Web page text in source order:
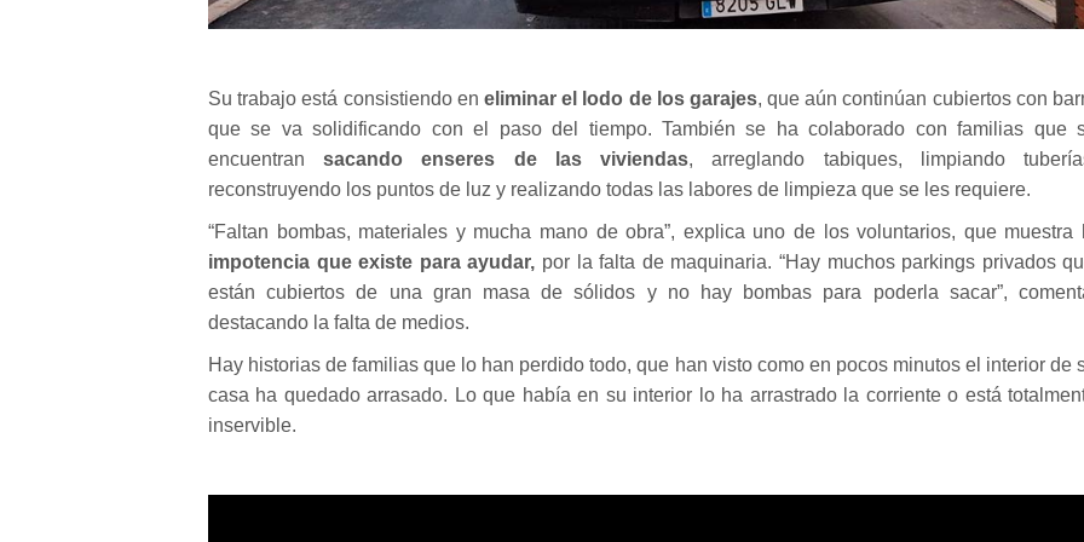
Su trabajo está consistiendo en eliminar el lodo de los garajes, que aún continúan cubiertos con
que se va solidificando con el paso del tiempo. También se ha colaborado con familias que
encuentran sacando enseres de las viviendas, arreglando tabiques, limpiando
reconstruyendo los puntos de luz y realizando todas las labores de limpieza que se les requiere.
“Faltan bombas, materiales y mucha mano de obra”, explica uno de los voluntarios, que muestra
impotencia que existe para ayudar, por la falta de maquinaria. “Hay muchos parkings privados
están cubiertos de una gran masa de sólidos y no hay bombas para poderla sacar”,
destacando la falta de medios.
Hay historias de familias que lo han perdido todo, que han visto como en pocos minutos el interior de
casa ha quedado arrasado. Lo que había en su interior lo ha arrastrado la corriente o está
inservible.